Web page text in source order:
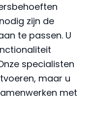
zijn de
te passen. U
specialisten
maar u
met